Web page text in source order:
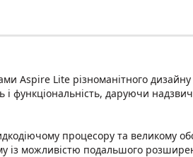
Aspire Lite різноманітного
і функціональність, даруючи
процесору та великому
із можливістю подальшого